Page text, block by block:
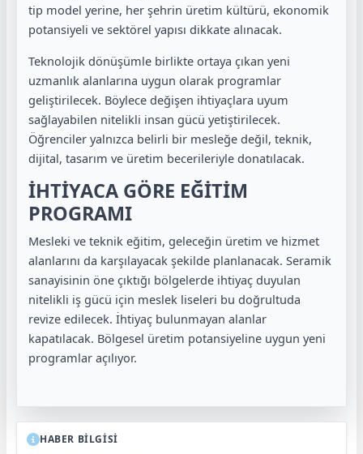
tip model yerine, her şehrin üretim kültürü, ekonomik
potansiyeli ve sektörel yapısı dikkate alınacak.
Teknolojik dönüşümle birlikte ortaya çıkan yeni
uzmanlık alanlarına uygun olarak programlar
geliştirilecek. Böylece değişen ihtiyaçlara uyum
sağlayabilen nitelikli insan gücü yetiştirilecek.
Öğrenciler yalnızca belirli bir mesleğe değil, teknik,
dijital, tasarım ve üretim becerileriyle donatılacak.
İHTİYACA GÖRE EĞİTİM
PROGRAMI
Mesleki ve teknik eğitim, geleceğin üretim ve hizmet
alanlarını da karşılayacak şekilde planlanacak. Seramik
sanayisinin öne çıktığı bölgelerde ihtiyaç duyulan
nitelikli iş gücü için meslek liseleri bu doğrultuda
revize edilecek. İhtiyaç bulunmayan alanlar
kapatılacak. Bölgesel üretim potansiyeline uygun yeni
programlar açılıyor.
HABER BİLGİSİ